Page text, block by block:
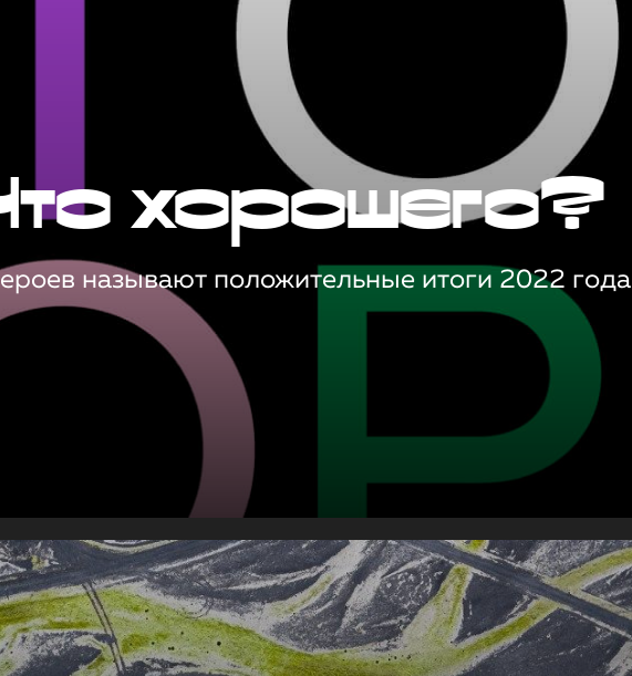
хорошего?
называют положительные итоги 2022 года